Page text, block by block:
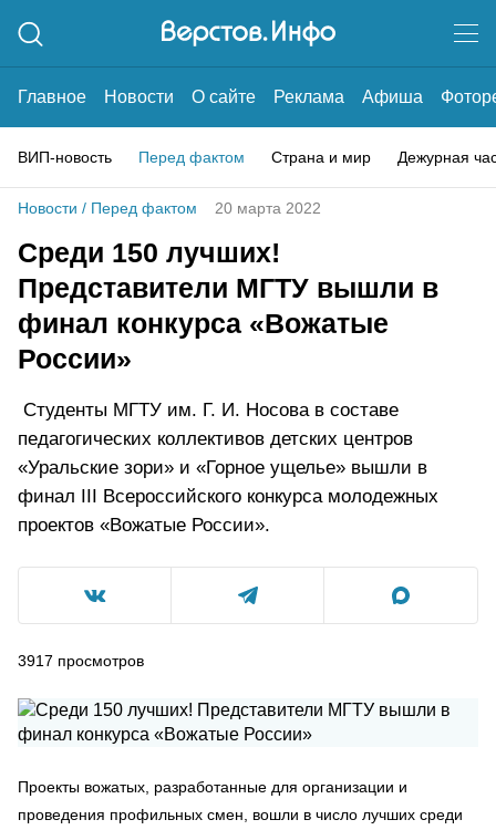
Главное Новости О сайте Реклама Афиша
ВИП-новость Перед фактом Страна и мир Дежурная
Новости / Перед фактом 20 марта 2022
Среди 150 лучших!
Представители МГТУ вышли в
финал конкурса «Вожатые
России»
Студенты МГТУ им. Г. И. Носова в составе
педагогических коллективов детских центров
«Уральские зори» и «Горное ущелье» вышли в
финал III Всероссийского конкурса молодежных
проектов «Вожатые России».
3917 просмотров
Проекты вожатых, разработанные для организации и
проведения профильных смен, вошли в число лучших среди